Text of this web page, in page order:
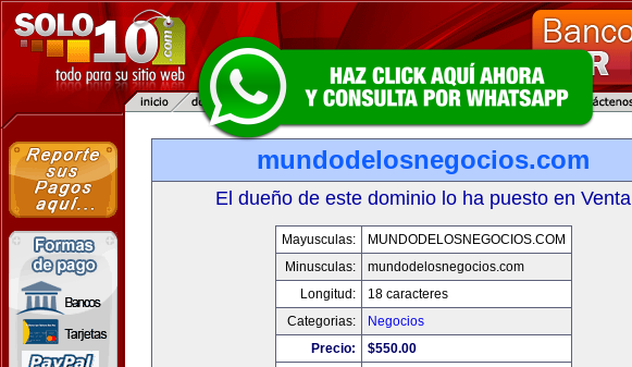
mundodelosnegocios.com
El dueño de este dominio lo ha puesto en Venta
Mayusculas:
MUNDODELOSNEGOCIOS.COM
Minusculas:
mundodelosnegocios.com
Longitud:
18 caracteres
Categorias:
Negocios
Precio:
$550.00